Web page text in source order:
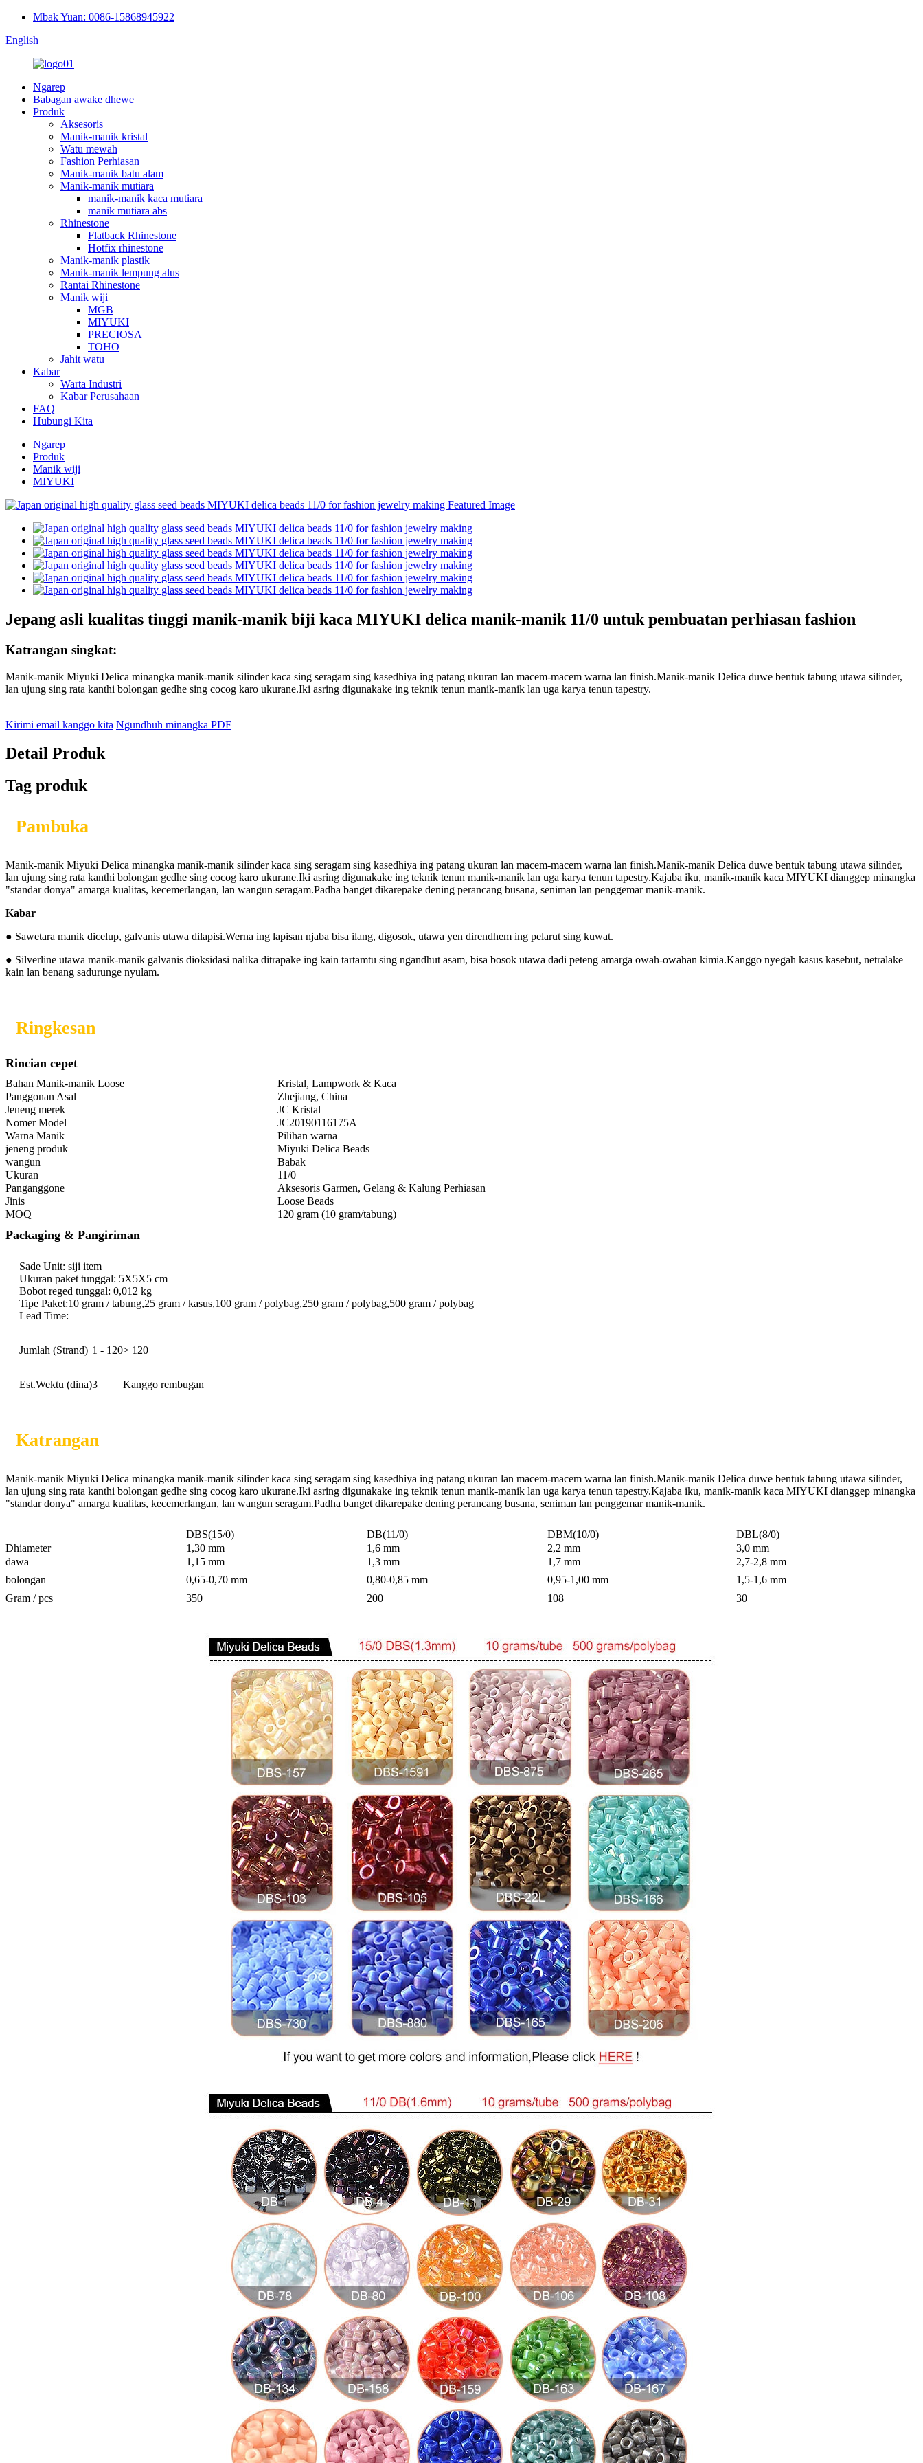
Mbak Yuan: 0086-15868945922
English
Ngarep
Babagan awake dhewe
Produk
Aksesoris
Manik-manik kristal
Watu mewah
Fashion Perhiasan
Manik-manik batu alam
Manik-manik mutiara
manik-manik kaca mutiara
manik mutiara abs
Rhinestone
Flatback Rhinestone
Hotfix rhinestone
Manik-manik plastik
Manik-manik lempung alus
Rantai Rhinestone
Manik wiji
MGB
MIYUKI
PRECIOSA
TOHO
Jahit watu
Kabar
Warta Industri
Kabar Perusahaan
FAQ
Hubungi Kita
Ngarep
Produk
Manik wiji
MIYUKI
Jepang asli kualitas tinggi manik-manik biji kaca MIYUKI delica manik-manik 11/0 untuk pembuatan perhiasan fashion
Katrangan singkat:
Manik-manik Miyuki Delica minangka manik-manik silinder kaca sing seragam sing kasedhiya ing patang ukuran lan macem-macem warna lan finish.Manik-manik Delica duwe bentuk tabung utawa silinder,
lan ujung sing rata kanthi bolongan gedhe sing cocog karo ukurane.Iki asring digunakake ing teknik tenun manik-manik lan uga karya tenun tapestry.
Kirimi email kanggo kita Ngundhuh minangka PDF
Detail Produk
Tag produk
Pambuka
Manik-manik Miyuki Delica minangka manik-manik silinder kaca sing seragam sing kasedhiya ing patang ukuran lan macem-macem warna lan finish.Manik-manik Delica duwe bentuk tabung utawa silinder,
lan ujung sing rata kanthi bolongan gedhe sing cocog karo ukurane.Iki asring digunakake ing teknik tenun manik-manik lan uga karya tenun tapestry.Kajaba iku, manik-manik kaca MIYUKI dianggep minangka
"standar donya" amarga kualitas, kecemerlangan, lan wangun seragam.Padha banget dikarepake dening perancang busana, seniman lan penggemar manik-manik.
Kabar
● Sawetara manik dicelup, galvanis utawa dilapisi.Werna ing lapisan njaba bisa ilang, digosok, utawa yen direndhem ing pelarut sing kuwat.
● Silverline utawa manik-manik galvanis dioksidasi nalika ditrapake ing kain tartamtu sing ngandhut asam, bisa bosok utawa dadi peteng amarga owah-owahan kimia.Kanggo nyegah kasus kasebut, netralake
kain lan benang sadurunge nyulam.
Ringkesan
Rincian cepet
Bahan Manik-manik Loose
Kristal, Lampwork & Kaca
Panggonan Asal
Zhejiang, China
Jeneng merek
JC Kristal
Nomer Model
JC20190116175A
Warna Manik
Pilihan warna
jeneng produk
Miyuki Delica Beads
wangun
Babak
Ukuran
11/0
Panganggone
Aksesoris Garmen, Gelang & Kalung Perhiasan
Jinis
Loose Beads
MOQ
120 gram (10 gram/tabung)
Packaging & Pangiriman
Sade Unit: siji item
Ukuran paket tunggal: 5X5X5 cm
Bobot reged tunggal: 0,012 kg
Tipe Paket:10 gram / tabung,25 gram / kasus,100 gram / polybag,250 gram / polybag,500 gram / polybag
Lead Time:
Jumlah (Strand) 1 - 120> 120
Est.Wektu (dina)3 Kanggo rembugan
Katrangan
Manik-manik Miyuki Delica minangka manik-manik silinder kaca sing seragam sing kasedhiya ing patang ukuran lan macem-macem warna lan finish.Manik-manik Delica duwe bentuk tabung utawa silinder,
lan ujung sing rata kanthi bolongan gedhe sing cocog karo ukurane.Iki asring digunakake ing teknik tenun manik-manik lan uga karya tenun tapestry.Kajaba iku, manik-manik kaca MIYUKI dianggep minangka
"standar donya" amarga kualitas, kecemerlangan, lan wangun seragam.Padha banget dikarepake dening perancang busana, seniman lan penggemar manik-manik.
DBS(15/0) DB(11/0) DBM(10/0)
DBL(8/0)
Dhiameter
1,30 mm 1,6 mm 2,2 mm
3,0 mm
dawa
1,15 mm 1,3 mm 1,7 mm
2,7-2,8 mm
bolongan
0,65-0,70 mm 0,80-0,85 mm 0,95-1,00 mm
1,5-1,6 mm
Gram / pcs
350 200 108 30